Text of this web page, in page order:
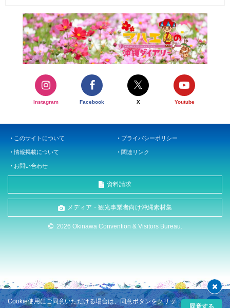
Instagram Facebook X Youtube
このサイトについて プライバシーポリシー
情報掲載について 関連リンク
お問い合わせ
資料請求
メディア・観光事業者向け沖縄素材集
2026 Okinawa Convention & Visitors Bureau.
Cookie使用にご同意いただける場合は、同意ボタンをクリッ
同意する